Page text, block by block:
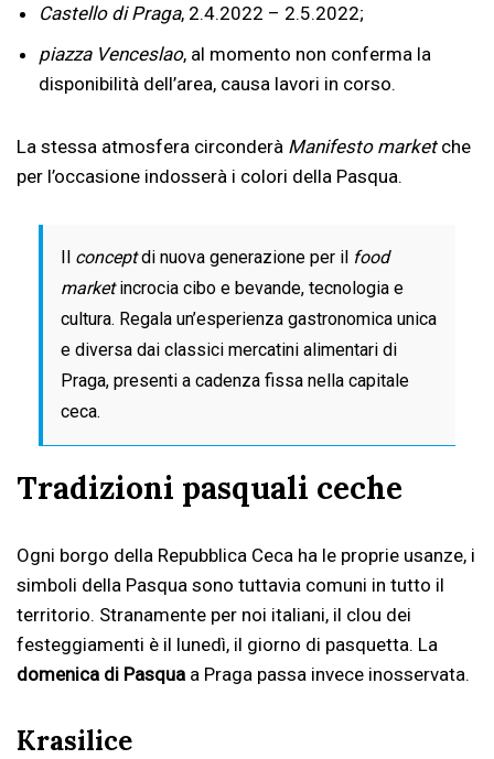
Castello di Praga, 2.4.2022 – 2.5.2022;
piazza Venceslao, al momento non conferma la
disponibilità dell’area, causa lavori in corso.
La stessa atmosfera circonderà Manifesto marketche
per l’occasione indosserà i colori della Pasqua.
Il conceptdi nuova generazione per il food
marketincrocia cibo e bevande, tecnologia e
cultura. Regala un’esperienza gastronomica unica
e diversa dai classici mercatini alimentari di
Praga, presenti a cadenza fissa nella capitale
ceca.
Tradizioni pasquali ceche
Ogni borgo della Repubblica Ceca ha le proprie usanze, i
simboli della Pasqua sono tuttavia comuni in tutto il
territorio. Stranamente per noi italiani, il clou dei
festeggiamenti è il lunedì, il giorno di pasquetta. La
domenica di Pasqua a Praga passa invece inosservata.
Krasilice